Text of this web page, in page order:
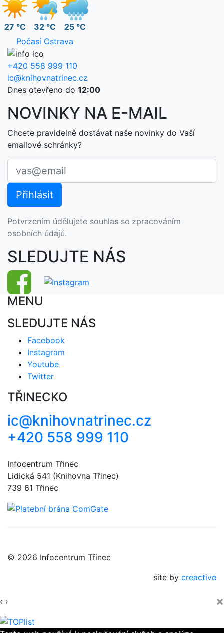
27 °C 32 °C
25 °C
Počasí Ostrava
+420 558 999 110
ic@knihovnatrinec.cz
Dnes otevřeno do 12:00
NOVINKY NA E-MAIL
Chcete pravidelně dostávat naše novinky do Vaší
emailové schránky?
Potvrzením údělujete souhlas se zpracováním
osobních údajů.
SLEDUJTE NÁS
MENU
SLEDUJTE NÁS
Facebook
Instagram
Youtube
Twitter
TŘINECKO
ic@knihovnatrinec.cz
+420 558 999 110
Infocentrum Třinec
Lidická 541 (Knihovna Třinec)
739 61 Třinec
© 2026 Infocentrum Třinec
site by creactive
‹ › ×